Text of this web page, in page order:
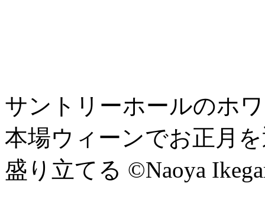
サントリーホールのホ
本場ウィーンでお正月
盛り立てる ©Naoya